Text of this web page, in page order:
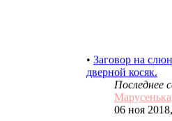
Заговор на
дверной косяк.
Последнее
Марусенька
06 ноя
Ведьмовская